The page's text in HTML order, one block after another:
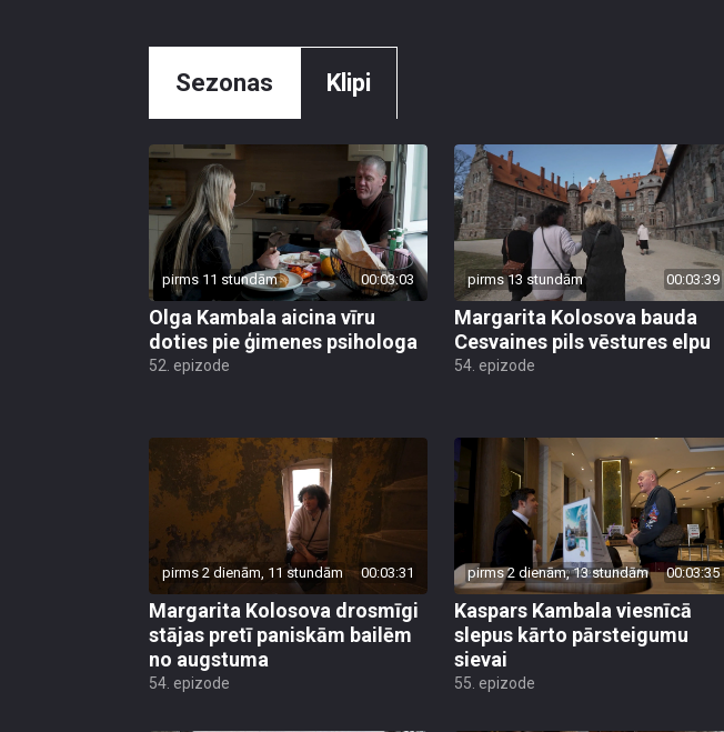
Sezonas Klipi
pirms 11 stundām 00:03:03
Olga Kambala aicina vīru
doties pie ģimenes psihologa
52. epizode
pirms 13 stundām 00:03:39
Margarita Kolosova bauda
Cesvaines pils vēstures elpu
54. epizode
pirms 2 dienām, 11 stundām 00:03:31
Margarita Kolosova drosmīgi
stājas pretī paniskām bailēm
no augstuma
54. epizode
pirms 2 dienām, 13 stundām 00:03:35
Kaspars Kambala viesnīcā
slepus kārto pārsteigumu
sievai
55. epizode